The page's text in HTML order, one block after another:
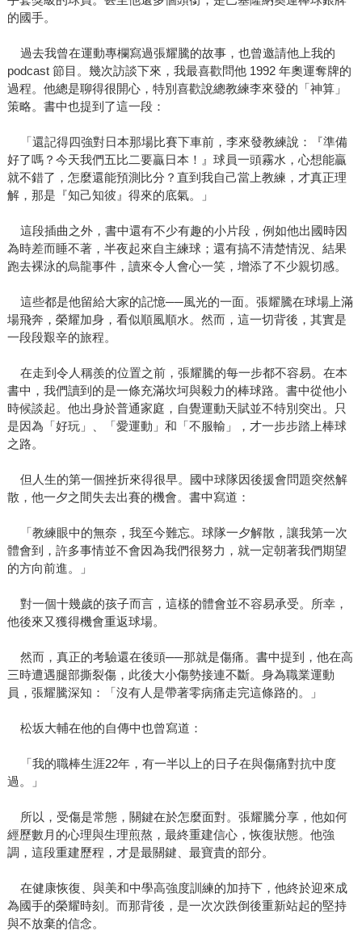
的國手。
過去我曾在運動專欄寫過張耀騰的故事，也曾邀請他上我的
podcast 節目。幾次訪談下來，我最喜歡問他 1992 年奧運奪牌的
過程。他總是聊得很開心，特別喜歡說總教練李來發的「神算」
策略。書中也提到了這一段：
「還記得四強對日本那場比賽下車前，李來發教練說：『準備
好了嗎？今天我們五比二要贏日本！』球員一頭霧水，心想能贏
就不錯了，怎麼還能預測比分？直到我自己當上教練，才真正理
解，那是『知己知彼』得來的底氣。」
這段插曲之外，書中還有不少有趣的小片段，例如他出國時因
為時差而睡不著，半夜起來自主練球；還有搞不清楚情況、結果
跑去裸泳的烏龍事件，讀來令人會心一笑，增添了不少親切感。
這些都是他留給大家的記憶──風光的一面。張耀騰在球場上滿
場飛奔，榮耀加身，看似順風順水。然而，這一切背後，其實是
一段段艱辛的旅程。
在走到令人稱羨的位置之前，張耀騰的每一步都不容易。在本
書中，我們讀到的是一條充滿坎坷與毅力的棒球路。書中從他小
時候談起。他出身於普通家庭，自覺運動天賦並不特別突出。只
是因為「好玩」、「愛運動」和「不服輸」，才一步步踏上棒球
之路。
但人生的第一個挫折來得很早。國中球隊因後援會問題突然解
散，他一夕之間失去出賽的機會。書中寫道：
「教練眼中的無奈，我至今難忘。球隊一夕解散，讓我第一次
體會到，許多事情並不會因為我們很努力，就一定朝著我們期望
的方向前進。」
對一個十幾歲的孩子而言，這樣的體會並不容易承受。所幸，
他後來又獲得機會重返球場。
然而，真正的考驗還在後頭──那就是傷痛。書中提到，他在高
三時遭遇腿部撕裂傷，此後大小傷勢接連不斷。身為職業運動
員，張耀騰深知：「沒有人是帶著零病痛走完這條路的。」
松坂大輔在他的自傳中也曾寫道：
「我的職棒生涯22年，有一半以上的日子在與傷痛對抗中度
過。」
所以，受傷是常態，關鍵在於怎麼面對。張耀騰分享，他如何
經歷數月的心理與生理煎熬，最終重建信心，恢復狀態。他強
調，這段重建歷程，才是最關鍵、最寶貴的部分。
在健康恢復、與美和中學高強度訓練的加持下，他終於迎來成
為國手的榮耀時刻。而那背後，是一次次跌倒後重新站起的堅持
與不放棄的信念。